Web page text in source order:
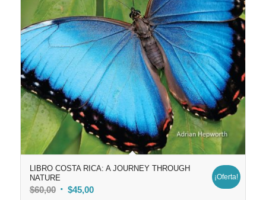
LIBRO COSTA RICA: A JOURNEY THROUGH
NATURE
$60,00 El $45,00El
¡Oferta!